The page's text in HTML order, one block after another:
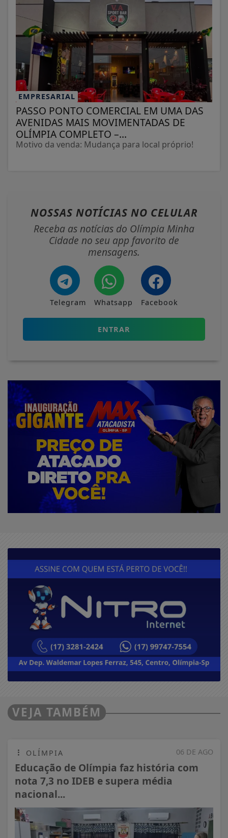
EMPRESARIAL
PASSO PONTO COMERCIAL EM UMA DAS
AVENIDAS MAIS MOVIMENTADAS DE
OLÍMPIA COMPLETO –...
Motivo da venda: Mudança para local próprio!
NOSSAS NOTÍCIAS NO CELULAR
Receba as notícias do Olímpia Minha
Cidade no seu app favorito de
mensagens.
Telegram Whatsapp Facebook
ENTRAR
VEJA TAMBÉM
06 DE AGO
OLÍMPIA
Educação de Olímpia faz história com
nota 7,3 no IDEB e supera média
nacional...